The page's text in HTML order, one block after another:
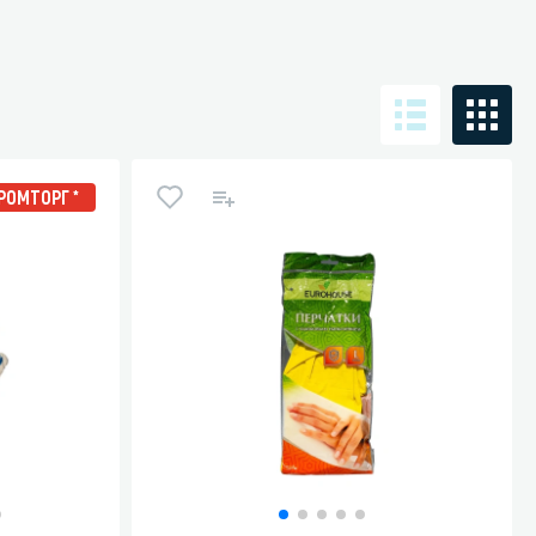
Санузел и туалетная комната
Средства для мытья унитазов и сантехники
Средства для очистки полов и стен в санузлах
Средства для устранения засоров
*